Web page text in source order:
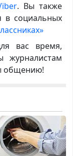
. Вы также
в социальных
вас время,
журналистам
общению!